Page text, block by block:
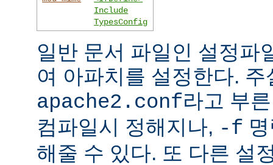
Include
TypesConfig
일반 문서 파일인 설정파
여 아파치를 설정한다.
apache2.conf라고 부
컴파일시 정해지나, -f
해줄 수 있다. 또 다른 설